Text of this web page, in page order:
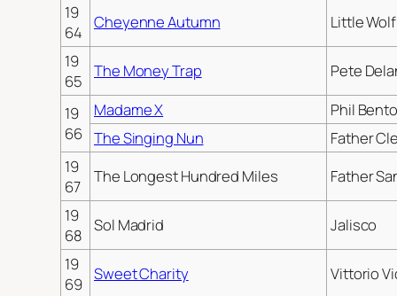
19
64
Cheyenne Autumn
Little Wolf
19
65
The Money Trap Pete
19
66
Madame X
Phil
The Singing Nun
Father
19
67
The Longest Hundred Miles
Father
19
68
Sol Madrid
Jalisco
19
69
Sweet Charity Vittorio